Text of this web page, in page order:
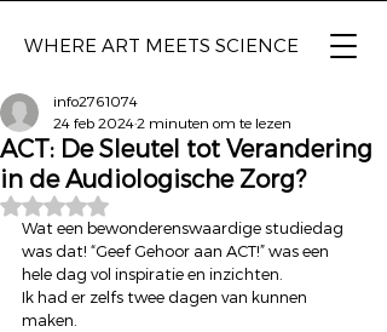
WHERE ART MEETS SCIENCE
ACT: De Sleutel tot Verandering
in de Audiologische Zorg?
info2761074
24 feb 20242 minuten om te lezen
Beoordeeld met NaN uit 5 sterren.
Wat een bewonderenswaardige studiedag
was dat! “Geef Gehoor aan ACT!” was een
hele dag vol inspiratie en inzichten.
Ik had er zelfs twee dagen van kunnen
maken.